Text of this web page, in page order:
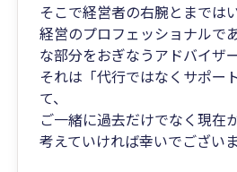
そこで経営者の右腕とまでは
経営のプロフェッショナルで
な部分をおぎなうアドバイザ
それは「代行ではなくサポー
て、
ご一緒に過去だけでなく現在
考えていければ幸いでございま